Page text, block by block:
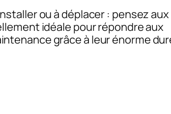
ou à déplacer : pensez
idéale pour répondre aux
grâce à leur énorme